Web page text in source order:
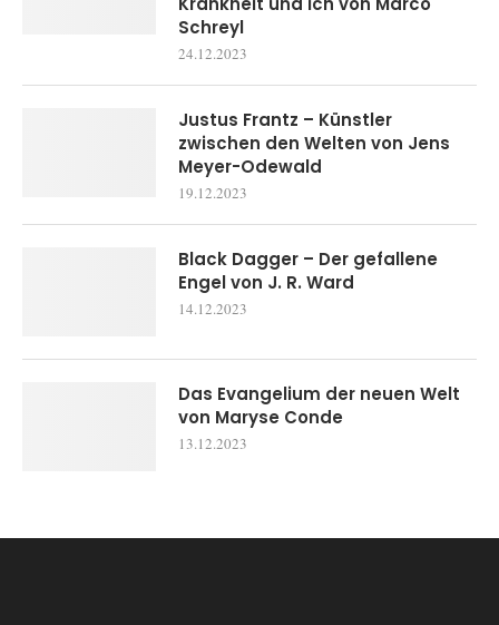
Schreyl
24.12.2023
Justus Frantz – Künstler
zwischen den Welten von Jens
Meyer-Odewald
19.12.2023
Black Dagger – Der gefallene
Engel von J. R. Ward
14.12.2023
Das Evangelium der neuen Welt
von Maryse Conde
13.12.2023